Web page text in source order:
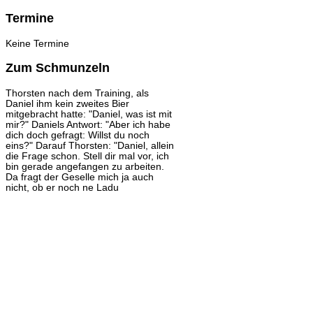
Termine
Keine Termine
Zum Schmunzeln
Thorsten nach dem Training, als
Daniel ihm kein zweites Bier
mitgebracht hatte: "Daniel, was ist mit
mir?" Daniels Antwort: "Aber ich habe
dich doch gefragt: Willst du noch
eins?" Darauf Thorsten: "Daniel, allein
die Frage schon. Stell dir mal vor, ich
bin gerade angefangen zu arbeiten.
Da fragt der Geselle mich ja auch
nicht, ob er noch ne Ladu